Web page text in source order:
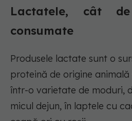
Lactatele, cât
consumate
Produsele lactate sunt o
proteină de origine
într-o varietate de moduri,
micul dejun, în laptele cu